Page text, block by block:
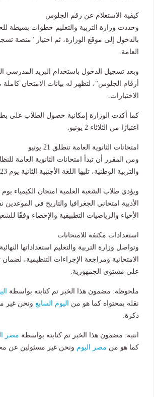
كيفية الاستعلام عن رقم الجلوس
وحددت وزارة التربية والتعليم خطوات بسيطة
بالدخول إلى موقع الوزارة، ثم اختيار "منصة
العامة.
وبعد تسجيل الدخول باستخدام البريد المدرسي
أرقام الجلوس"، لتظهر له بيانات الامتحان
الاختبارات.
كما أكدت الوزارة إمكانية حصول الطلاب على
اعتبارًا من الثلاثاء 2 يونيو.
امتحانات الثانوية العامة تنطلق 21 يونيو
والتربية الوطنية، تليها اللغة الأجنبية الثانية يوم 23 يونيو، ثم اللغة العربية يوم 28 يونيو.
الأحياء والرياضيات التطبيقية والإحصاء وفقًا
استعدادات مكثفة للامتحانات
وتواصل وزارة التربية والتعليم استعداداتها
الامتحانية ومراجعة الإجراءات التنظيمية،
على مستوى الجمهورية.
ملحوظة: مضمون هذا الخبر تم كتابته بواسطة
نقله بمحتواه كما هو من
اليوم السابع ونحن غير
ذكرة.
انتبه: مضمون هذا الخبر تم كتابته بواسطة مصر
كما هو من مصر اليوم ونحن غير مسئولين عن